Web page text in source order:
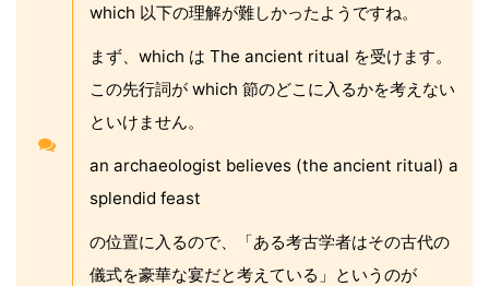
which 以下の理解が難しかったようですね。
まず、which は The ancient ritual を受けます。
この先行詞が which 節のどこに入るかを考えない
といけません。
an archaeologist believes (the ancient ritual) a
splendid feast
の位置に入るので、「ある考古学者はその古代の
儀式を豪華な宴だと考えている」というのが